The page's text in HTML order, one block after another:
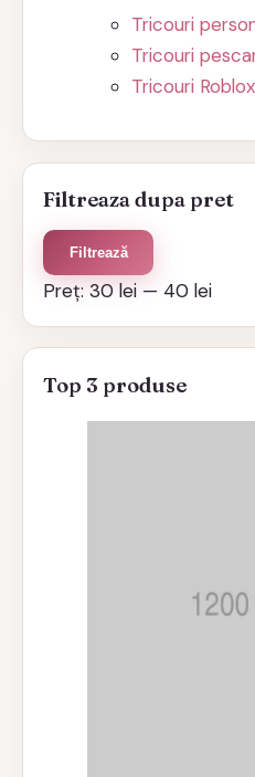
Tricouri
Tricouri
Tricouri Roblox
Filtreaza dupa pret
Preț
minim
Preț
maxim
Filtrează
Preț:30 lei — 40 lei
Top 3 produse